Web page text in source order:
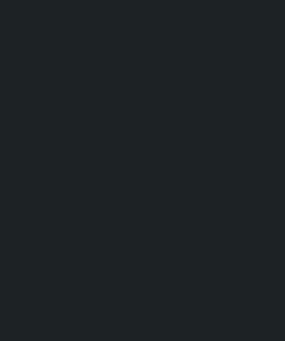
ग्यासको कृत्रिम अभाव र
जय नेपाल पार्टी दर्ता गर्दै